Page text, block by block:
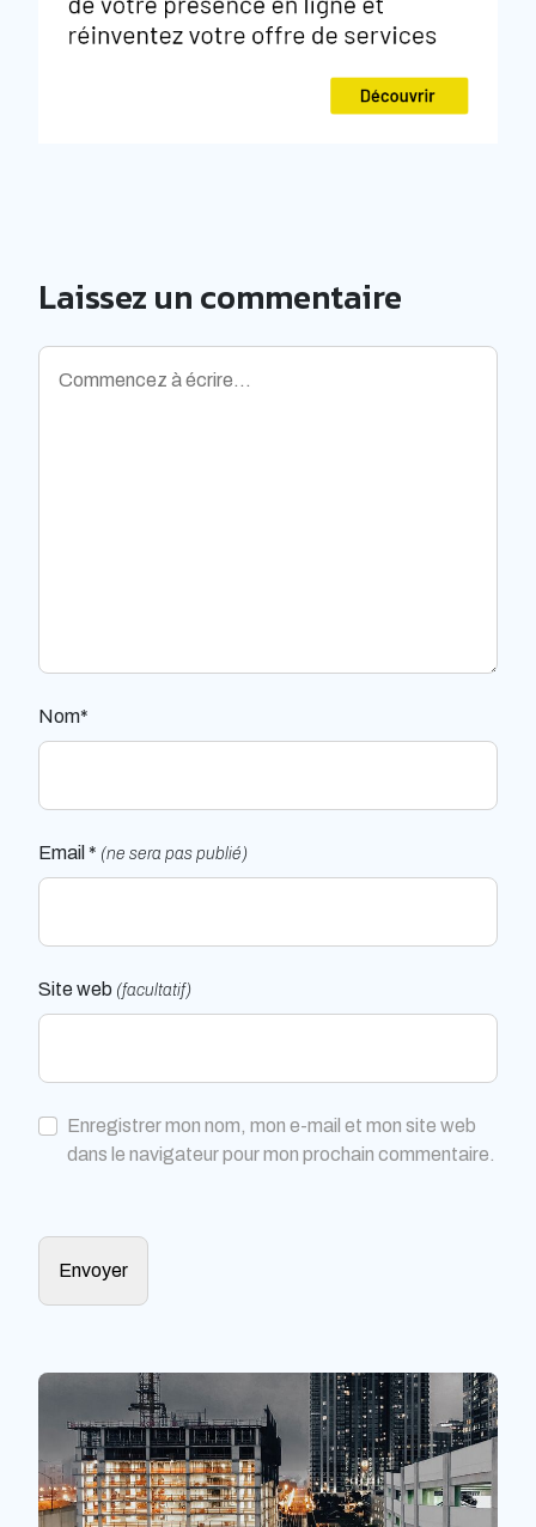
Laissez un commentaire
Nom*
Email * (ne sera pas publié)
Site web (facultatif)
Enregistrer mon nom, mon e-mail et mon site web
dans le navigateur pour mon prochain commentaire.